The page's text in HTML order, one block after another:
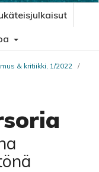
& kritiikki, 1/2022
/